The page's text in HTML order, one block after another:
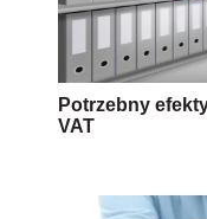
Potrzebny
VAT